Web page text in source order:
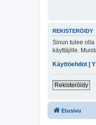
REKISTERÖIDY
Sinun tulee olla
käyttäjille.
Käyttöehdot
Rekisteröidy
Etusivu